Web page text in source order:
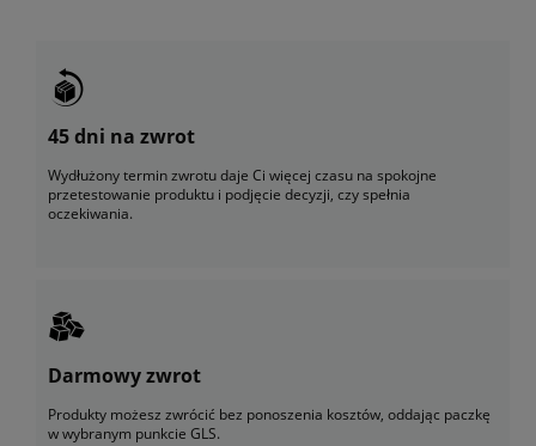
45 dni na zwrot
Wydłużony termin zwrotu daje Ci więcej czasu na spokojne
przetestowanie produktu i podjęcie decyzji, czy spełnia
oczekiwania.
Darmowy zwrot
Produkty możesz zwrócić bez ponoszenia kosztów, oddając paczkę
w wybranym punkcie GLS.